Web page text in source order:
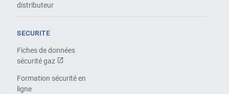
distributeur
SECURITE
Fiches de données
sécurité gaz
Formation sécurité en
ligne